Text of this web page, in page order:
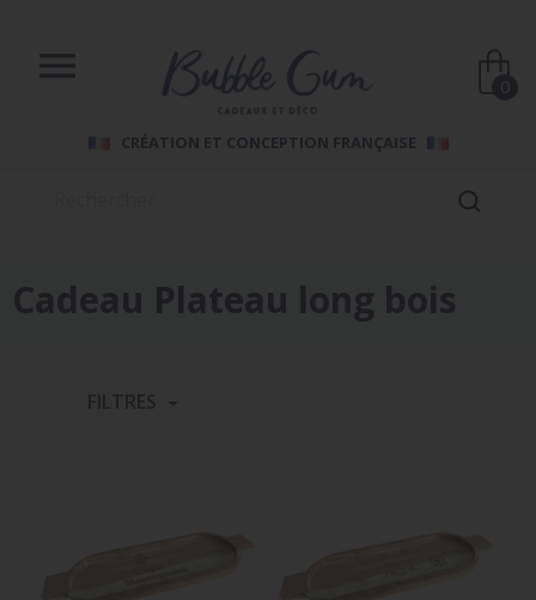
 0
CRÉATION ET CONCEPTION FRANÇAISE